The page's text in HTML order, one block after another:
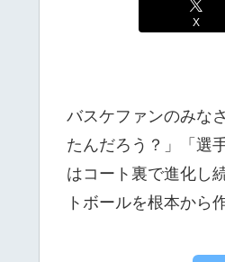
X
バスケファンのみな
たんだろう？」「選
はコート裏で進化し
トボールを根本から